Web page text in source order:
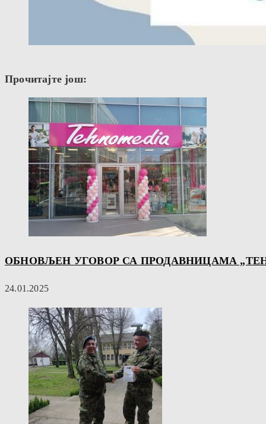
Прочитајте још:
ОБНОВЉЕН УГОВОР СА ПРОДАВНИЦАМА
24.01.2025